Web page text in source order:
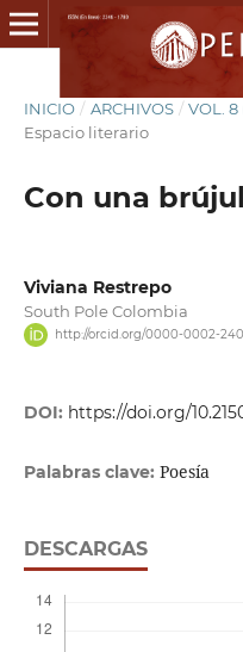
INICIO / ARCHIVOS / VOL. 8
Espacio literario
Con una
Viviana Restrepo
South Pole Colombia
http://orcid.org/0000-0002-
DOI: https://doi.org/
Palabras clave: Poesía
DESCARGAS